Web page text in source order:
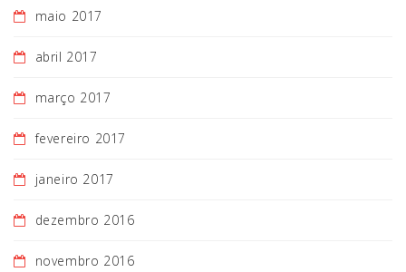
maio 2017
abril 2017
março 2017
fevereiro 2017
janeiro 2017
dezembro 2016
novembro 2016